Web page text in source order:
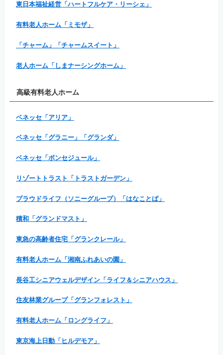
東日本福祉経営「ハートフルケア・リーシェ」
有料老人ホーム「ミモザ」
「チャーム」「チャームスイート」
老人ホーム「しまナーシングホーム」
高級有料老人ホーム
ベネッセ「アリア」
ベネッセ「グラニー」「グランダ」
ベネッセ「ボンセジュール」
リゾートトラスト「トラストガーデン」
プラウドライフ（ソニーグループ）「はなことば」
積和「グランドマスト」
東急の高齢者住宅「グランクレール」
有料老人ホーム「湘南ふれあいの園」
長谷工シニアウェルデザイン「ライフ＆シニアハウス」
住友林業グループ「グランフォレスト」
有料老人ホーム「ロングライフ」
東京海上日動「ヒルデモア」